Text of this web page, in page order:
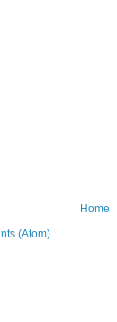
Home
(Atom)